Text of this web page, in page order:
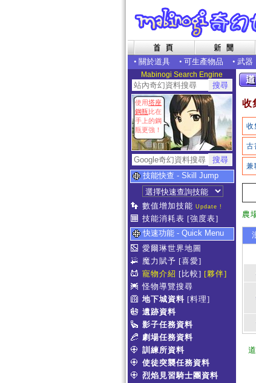
• 關於道具 • 可生產物品 • 武器
Mabinogi Search Engine
使用塔座
鋼瓶比在
手上的鋼
瓶更強！
技能快查 - Skill Jump
數值增加技能 Update !
技能消耗表 [強度表]
快速功能 - Quick Menu
愛爾琳世界地圖
魔力賦予 [喜愛]
寵物介紹 [比較] [夥伴]
怪物導覽搜尋
地下城資料 [料理]
遺跡資料
影子任務資料
劇場任務資料
訓練所資料
使徒突襲任務資料
烈焰見習騎士團資料
收
收
古
兼
農